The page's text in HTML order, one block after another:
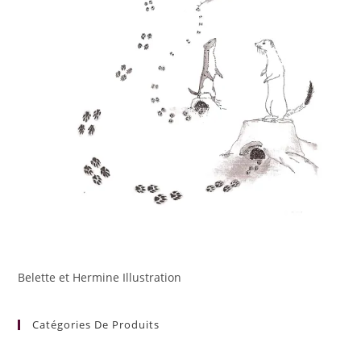
Belette et Hermine Illustration
Catégories De Produits